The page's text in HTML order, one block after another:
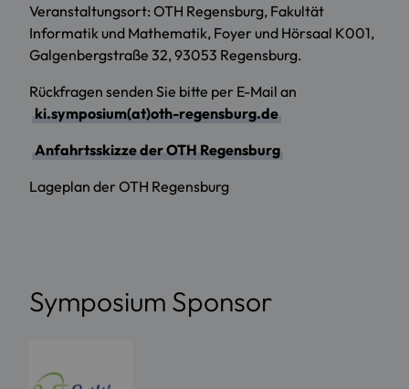
Veranstaltungsort: OTH Regensburg, Fakultät
Informatik und Mathematik, Foyer und Hörsaal K001,
Galgenbergstraße 32, 93053 Regensburg.
Rückfragen senden Sie bitte per E-Mail an
ki.symposium(at)oth-regensburg.de
Anfahrtsskizze der OTH Regensburg
Lageplan der OTH Regensburg
Symposium Sponsor